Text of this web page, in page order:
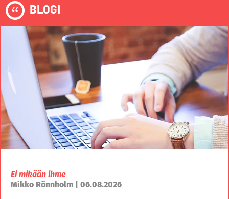
BLOGI
Ei mikään ihme
Mikko Rönnholm | 06.08.2026